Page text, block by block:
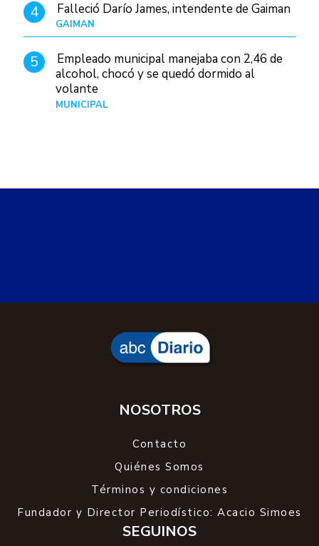
4 Falleció Darío James, intendente de Gaiman
GAIMAN
5
Empleado municipal manejaba con 2,46 de
alcohol, chocó y se quedó dormido al
volante
MUNICIPAL
NOSOTROS
Contacto
Quiénes Somos
Términos y condiciones
Fundador y Director Periodístico: Acacio Simoes
SEGUINOS